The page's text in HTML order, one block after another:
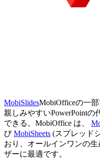
MobiSlidesMobiOfficeの一
親しみやすいPowerPoint
できる。MobiOffice は、
びMobiSheets (スプレッド
おり、オールインワンの
ザーに最適です。